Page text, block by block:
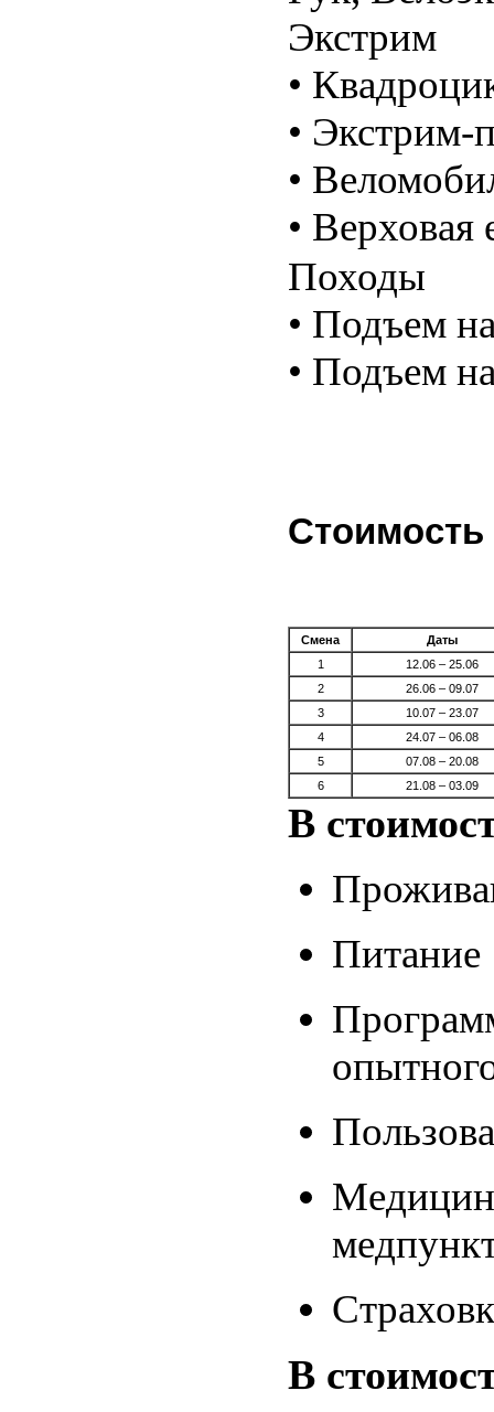
Экстрим
•
• Экстрим-
•
• Верховая
Походы
• Подъем
• Подъем
Стоимость
Смена
Даты
1
12.06 – 25.06
2
26.06 – 09.07
3
10.07 – 23.07
4
24.07 – 06.08
5
07.08 – 20.08
6
21.08 – 03.09
В
Питание
В